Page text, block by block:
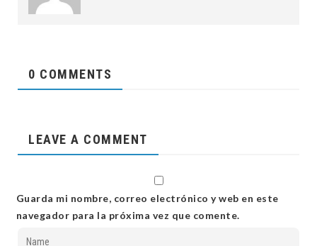
0 COMMENTS
LEAVE A COMMENT
Guarda mi nombre, correo electrónico y web en este
navegador para la próxima vez que comente.